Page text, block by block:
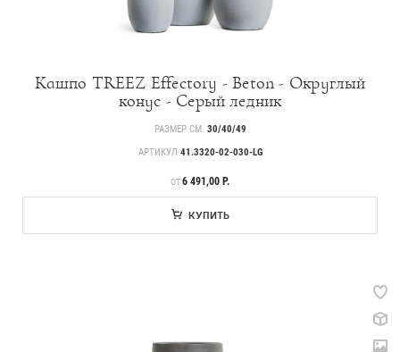
Кашпо TREEZ Effectory - Beton - Округлый
конус - Серый ледник
РАЗМЕР СМ. 30/40/49
АРТИКУЛ 41.3320-02-030-LG
ЦЕНА
ОТ6 491,00 Р.
КУПИТЬ